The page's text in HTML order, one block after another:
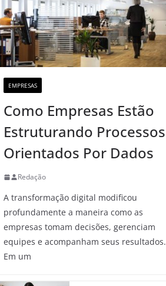
EMPRESAS
Como Empresas Estão
Estruturando Processos
Orientados Por Dados
Redação
A transformação digital modificou
profundamente a maneira como as
empresas tomam decisões, gerenciam
equipes e acompanham seus resultados.
Em um